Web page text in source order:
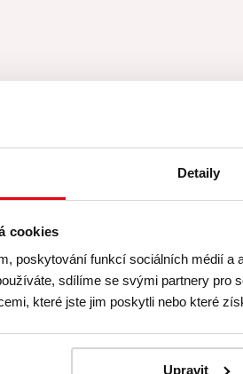
Detaily
cookies
poskytování funkcí sociálních médií
sdílíme se svými partnery pro
které jste jim poskytli nebo které
Upravit
se mi velice líbil,